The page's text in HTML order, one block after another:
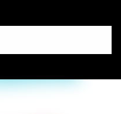
Λακωνία Σπάρτη